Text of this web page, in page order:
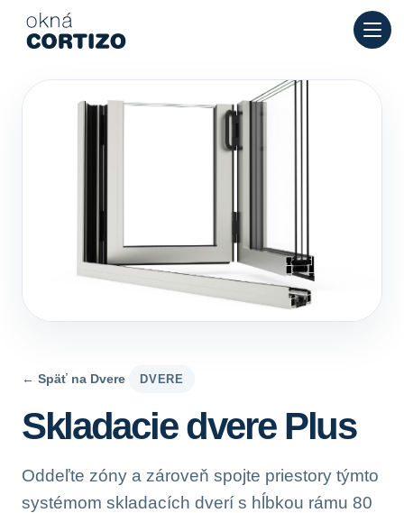
Okná Cortizo je špecializovaná sieť pre hliníkové a PVC okná
Produkty
Sieť predajní
Ponuka
← Späť na Dvere DVERE
Skladacie dvere Plus
Oddeľte zóny a zároveň spojte priestory týmto
systémom skladacích dverí s hĺbkou rámu 80